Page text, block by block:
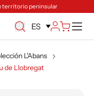
territorio peninsular
ES
L'Abans
de Llobregat